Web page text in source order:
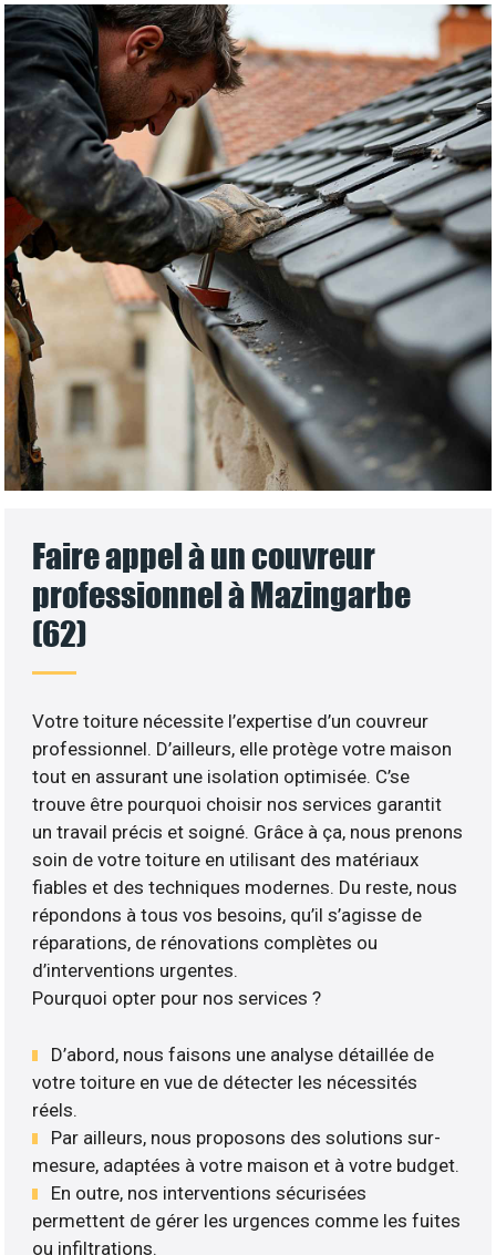
Faire appel à un couvreur
professionnel à Mazingarbe
(62)
Votre toiture nécessite l’expertise d’un couvreur
professionnel. D’ailleurs, elle protège votre maison
tout en assurant une isolation optimisée. C’se
trouve être pourquoi choisir nos services garantit
un travail précis et soigné. Grâce à ça, nous prenons
soin de votre toiture en utilisant des matériaux
fiables et des techniques modernes. Du reste, nous
répondons à tous vos besoins, qu’il s’agisse de
réparations, de rénovations complètes ou
d’interventions urgentes.
Pourquoi opter pour nos services ?
D’abord, nous faisons une analyse détaillée de
votre toiture en vue de détecter les nécessités
réels.
Par ailleurs, nous proposons des solutions sur-
mesure, adaptées à votre maison et à votre budget.
En outre, nos interventions sécurisées
permettent de gérer les urgences comme les fuites
ou infiltrations.